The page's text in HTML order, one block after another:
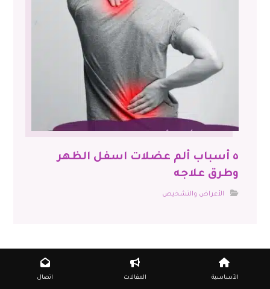
٥ أسباب ألم عضلات اسفل الظهر
وطرق علاجه
الأعراض والتشخيص
التعليقات معطلة.
الأساسية المقالات اتصال